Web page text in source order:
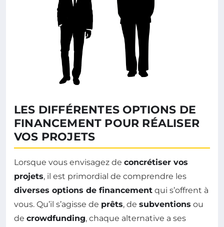
LES DIFFÉRENTES OPTIONS DE
FINANCEMENT POUR RÉALISER
VOS PROJETS
Lorsque vous envisagez de concrétiser vos
projets, il est primordial de comprendre les
diverses options de financement qui s’offrent à
vous. Qu’il s’agisse de prêts, de subventions ou
de crowdfunding, chaque alternative a ses